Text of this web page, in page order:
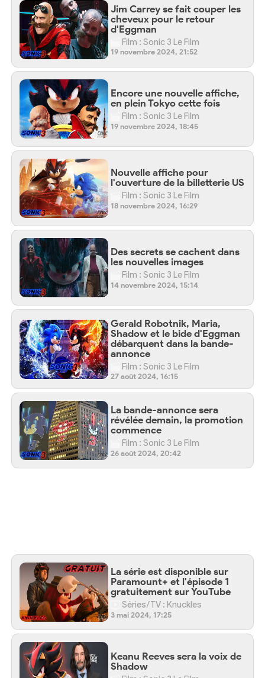
Jim Carrey se fait couper les
cheveux pour le retour
d'Eggman
Film : Sonic 3 Le Film
19 novembre 2024, 21:52
Encore une nouvelle affiche,
en plein Tokyo cette fois
Film : Sonic 3 Le Film
19 novembre 2024, 18:45
Nouvelle affiche pour
l'ouverture de la billetterie US
Film : Sonic 3 Le Film
18 novembre 2024, 16:29
Des secrets se cachent dans
les nouvelles images
Film : Sonic 3 Le Film
14 novembre 2024, 15:14
Gerald Robotnik, Maria,
Shadow et le bide d'Eggman
débarquent dans la bande-
annonce
Film : Sonic 3 Le Film
27 août 2024, 16:15
La bande-annonce sera
révélée demain, la promotion
commence
Film : Sonic 3 Le Film
26 août 2024, 20:42
La série est disponible sur
Paramount+ et l'épisode 1
gratuitement sur YouTube
Séries/TV : Knuckles
3 mai 2024, 17:25
Keanu Reeves sera la voix de
Shadow